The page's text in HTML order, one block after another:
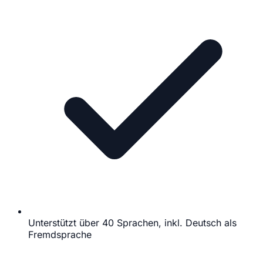
Unterstützt über 40 Sprachen, inkl. Deutsch als
Fremdsprache